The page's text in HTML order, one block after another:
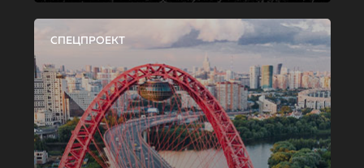
СПЕЦПРОЕКТ